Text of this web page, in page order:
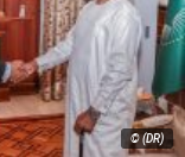
© (DR)